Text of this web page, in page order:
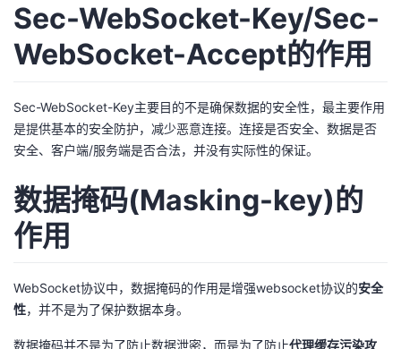
Sec-WebSocket-Key/Sec-
WebSocket-Accept的作用
Sec-WebSocket-Key主要目的不是确保数据的安全性，最主要作用
是提供基本的安全防护，减少恶意连接。连接是否安全、数据是否
安全、客户端/服务端是否合法，并没有实际性的保证。
数据掩码(Masking-key)的
作用
WebSocket协议中，数据掩码的作用是增强websocket协议的安全
性，并不是为了保护数据本身。
数据掩码并不是为了防止数据泄密，而是为了防止代理缓存污染攻